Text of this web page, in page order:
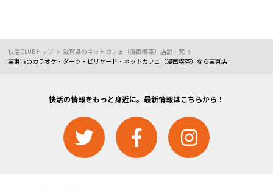
快活CLUBトップ
滋賀県のネットカフェ（漫画喫茶）店舗一覧
栗東市のカラオケ・ダーツ・ビリヤード・ネットカフェ（漫画喫茶）なら栗東店
快活の情報をもっと身近に。最新情報はこちらから！